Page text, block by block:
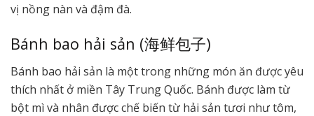
vị nồng nàn và đậm đà.
Bánh bao hải sản (海鲜包子)
Bánh bao hải sản là một trong những món ăn được yêu
thích nhất ở miền Tây Trung Quốc. Bánh được làm từ
bột mì và nhân được chế biến từ hải sản tươi như tôm,